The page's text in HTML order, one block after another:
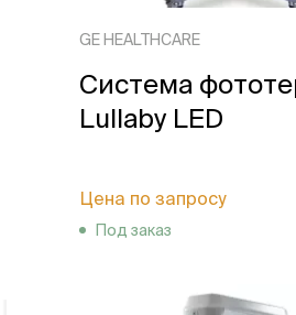
GE HEALTHCARE
Система
Lullaby LED
Цена по запросу
Под заказ